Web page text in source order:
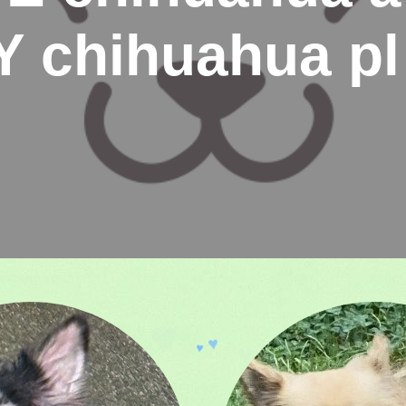
chihuahua
♥
♥
♥
♥
♥
♥